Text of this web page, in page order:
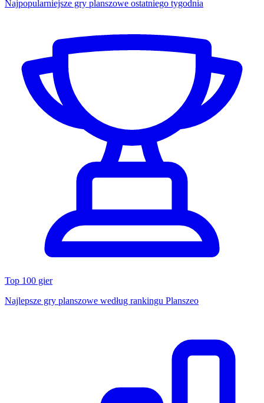
Najpopularniejsze gry planszowe ostatniego tygodnia
Top 100 gier
Najlepsze gry planszowe według rankingu Planszeo